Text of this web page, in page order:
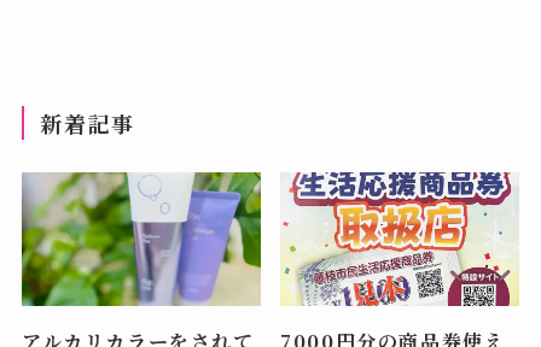
新着記事
アルカリカラーをされて
7000円分の商品券使え